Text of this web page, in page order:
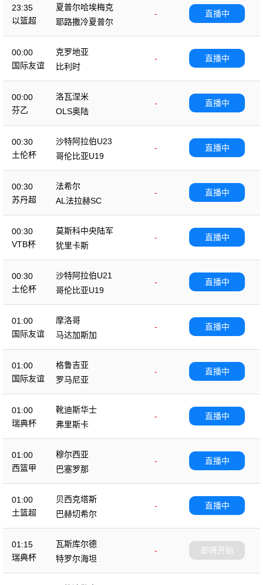
23:35
以篮超
夏普尔哈埃梅克
-
耶路撒冷夏普尔
直播中
00:00
国际友谊
克罗地亚
-
比利时
直播中
00:00
芬乙
洛瓦涅米
-
OLS奥陆
直播中
00:30
土伦杯
沙特阿拉伯U23
-
哥伦比亚U19
直播中
00:30
苏丹超
法希尔
-
AL法拉赫SC
直播中
00:30
VTB杯
莫斯科中央陆军
-
犹里卡斯
直播中
00:30
土伦杯
沙特阿拉伯U21
-
哥伦比亚U19
直播中
01:00
国际友谊
摩洛哥
-
马达加斯加
直播中
01:00
国际友谊
格鲁吉亚
-
罗马尼亚
直播中
01:00
瑞典杯
靴迪斯华士
-
弗里斯卡
直播中
01:00
西篮甲
穆尔西亚
-
巴塞罗那
直播中
01:00
土篮超
贝西克塔斯
-
巴赫切希尔
直播中
01:15
瑞典杯
瓦斯库尔德
-
特罗尔海坦
即将开始